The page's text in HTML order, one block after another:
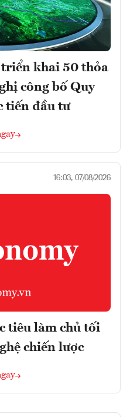
khai 50 thỏa
công bố Quy
tiến đầu tư
16:03, 07/08/2026
tiêu làm chủ tối
chiến lược